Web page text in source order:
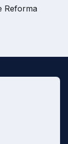
Reforma